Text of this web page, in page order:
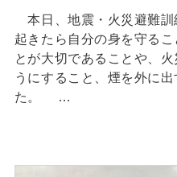
本日、地震・火災避難訓
起きたら自分の身を守る
とが大切であることや、
うにすること、煙を外に
た。 …